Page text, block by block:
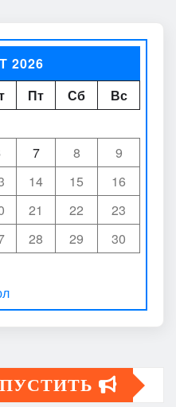
2026
Пт Сб
Вс
7 8
9
14 15
16
21 22
23
28 29
30